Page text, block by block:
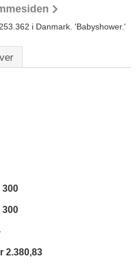
i Danmark. 'Babyshower.'
300
300
2.380,83